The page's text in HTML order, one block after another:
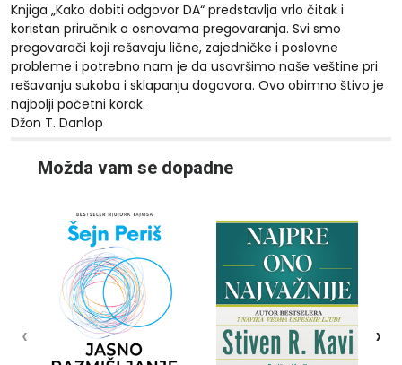
Knjiga „Kako dobiti odgovor DA“ predstavlja vrlo čitak i
koristan priručnik o osnovama pregovaranja. Svi smo
pregovarači koji rešavaju lične, zajedničke i poslovne
probleme i potrebno nam je da usavršimo naše veštine pri
rešavanju sukoba i sklapanju dogovora. Ovo obimno štivo je
najbolji početni korak.
Džon T. Danlop
Možda vam se dopadne
‹ ›